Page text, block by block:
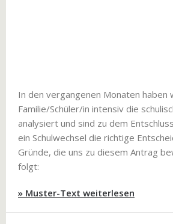
In den vergangenen Monaten haben
Familie/Schüler/in intensiv die
analysiert und sind zu dem
ein Schulwechsel die richtige
Gründe, die uns zu diesem Antrag
folgt:
» Muster-Text weiterlesen